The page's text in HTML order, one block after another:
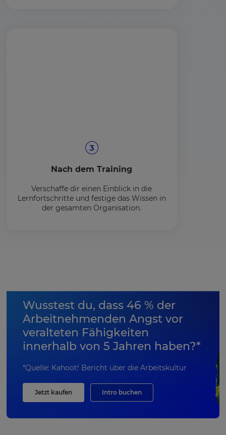
Nach dem Training
Verschaffe dir einen Einblick in die
Lernfortschritte und festige das Wissen in
der gesamten Organisation.
Wusstest du, dass 46 % der
Arbeitnehmenden Angst vor
veralteten Fähigkeiten
innerhalb von 5 Jahren haben?*
*Quelle: Kahoot! Bericht über die Arbeitskultur
Jetzt kaufen Intro buchen